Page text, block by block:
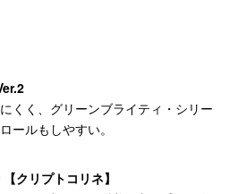
くく、グリーンブライティ・シリー
ールもしやすい。
クリプトコリネ】